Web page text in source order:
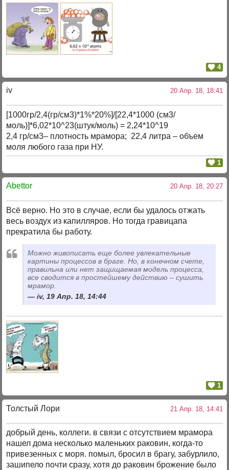
4
iv 20 Апр. 18, 18:41
[1000гр/2,4(гр/см3)*1%*20%]/[22,4*1000 (см3/
моль)]*6,02*10^23(штук/моль) = 2,24*10^19
2,4 гр/см3– плотность мрамора; 22,4 литра – объем
моля любого газа при НУ.
1
Abettor 20 Апр. 18, 20:27
Всё верно. Но это в случае, если бы удалось отжать
весь воздух из капилляров. Но тогда гравицапа
прекратила бы работу.
Можно живописать еще более увлекательные
картины процессов в браге. Но, в конечном счете,
правильна или нет защищаемая модель процесса,
все сводится в простейшему действию – сушить
мрамор.
iv, 19 Апр. 18, 14:44
1
Толстый Лори 21 Апр. 18, 14:41
добрый день, коллеги. в связи с отсутствием мрамора
нашел дома несколько маленьких раковин, когда-то
привезенных с моря. помыл, бросил в брагу, забурлило,
зашипело почти сразу, хотя до раковин брожение было